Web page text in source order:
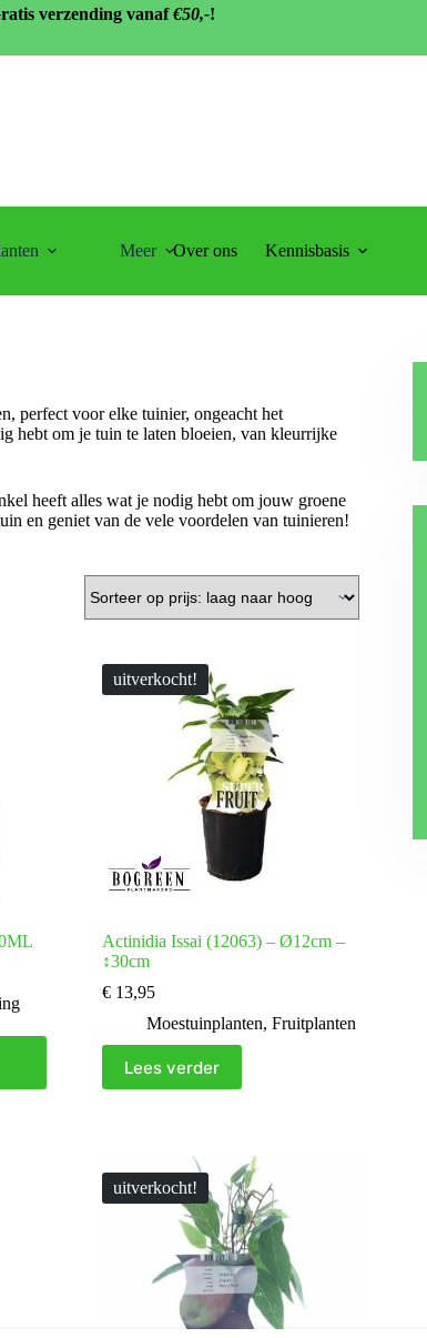
verzending vanaf€50,-!
Meer Over ons Kennisbasis
perfect voor elke tuinier, ongeacht het
hebt om je tuin te laten bloeien, van kleurrijke
heeft alles wat je nodig hebt om jouw groene
en geniet van de vele voordelen van tuinieren!
uitverkocht!
Actinidia Issai (12063) – Ø12cm –
↕30cm
€ 13,95
Moestuinplanten,Fruitplanten
Lees verder
uitverkocht!